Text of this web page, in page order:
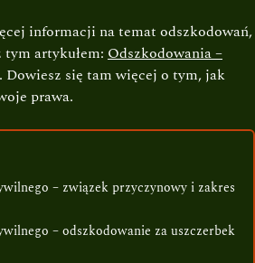
informacji na temat odszkodowań,
tym artykułem: Odszkodowania –
. Dowiesz się tam więcej o tym, jak
prawa.
– związek przyczynowy i zakres
– odszkodowanie za uszczerbek